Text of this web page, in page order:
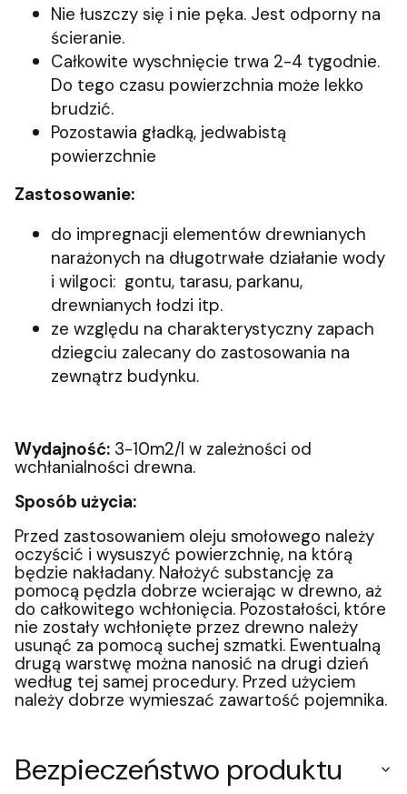
Nie łuszczy się i nie pęka. Jest odporny na
ścieranie.
Całkowite wyschnięcie trwa 2-4 tygodnie.
Do tego czasu powierzchnia może lekko
brudzić.
Pozostawia gładką, jedwabistą
powierzchnie
Zastosowanie:
do impregnacji elementów drewnianych
narażonych na długotrwałe działanie wody
i wilgoci: gontu, tarasu, parkanu,
drewnianych łodzi itp.
ze względu na charakterystyczny zapach
dziegciu zalecany do zastosowania na
zewnątrz budynku.
Wydajność: 3-10m2/l w zależności od
wchłanialności drewna.
Sposób użycia:
Przed zastosowaniem oleju smołowego należy
oczyścić i wysuszyć powierzchnię, na którą
będzie nakładany. Nałożyć substancję za
pomocą pędzla dobrze wcierając w drewno, aż
do całkowitego wchłonięcia. Pozostałości, które
nie zostały wchłonięte przez drewno należy
usunąć za pomocą suchej szmatki. Ewentualną
drugą warstwę można nanosić na drugi dzień
według tej samej procedury. Przed użyciem
należy dobrze wymieszać zawartość pojemnika.
Bezpieczeństwo produktu